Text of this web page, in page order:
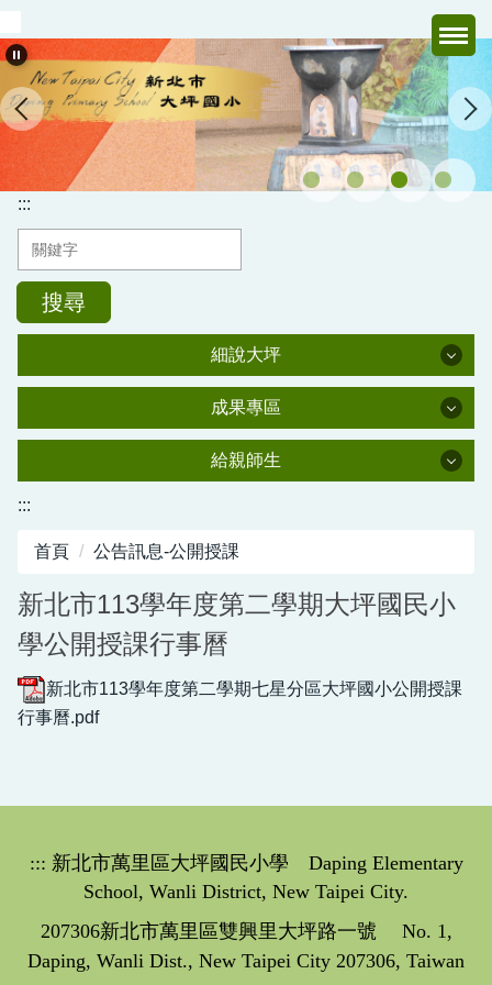
到
主
要
內
區
:::
搜尋
細說大坪
百年大坪
成果專區
幼兒園本土語專區
雙語教學專區
家庭教育成果
閱讀教育專區
給親師生
教育部校園食材登錄平臺
大坪圖書館
校園霸凌申訴信箱
dpps24929461@dpps.ntpc.edu.tw
學生申訴電話(學輔處)：24929461#31
:::
首頁 公告訊息-公開授課
新北市113學年度第二學期大坪國民小
學公開授課行事曆
新北市113學年度第二學期七星分區大坪國小公開授課
行事曆.pdf
::: 新北市萬里區大坪國民小學 Daping Elementary
School, Wanli District, New Taipei City.
207306新北市萬里區雙興里大坪路一號 No. 1,
Daping, Wanli Dist., New Taipei City 207306, Taiwan